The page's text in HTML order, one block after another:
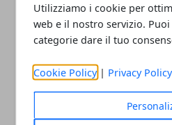
Utilizziamo i cookie per
web e il nostro servizio.
categorie dare il tuo
Cookie Policy | Privacy Policy
partite 14^ giornata
classifica